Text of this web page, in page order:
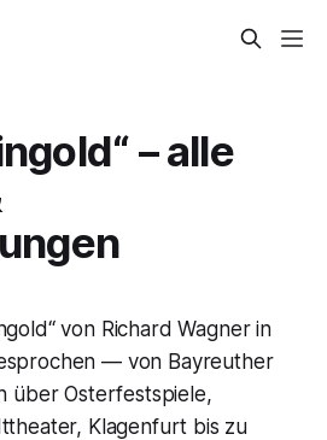
– alle
von Richard Wagner in
— von Bayreuther
über Osterfestspiele,
Klagenfurt bis zu